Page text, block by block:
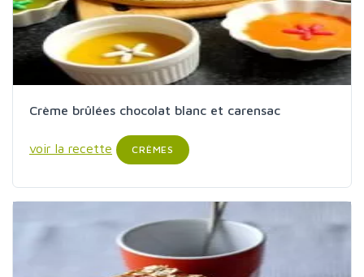
Crème brûlées chocolat blanc et carensac
voir la recette CRÈMES